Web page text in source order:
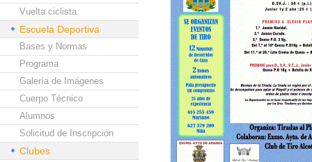
Vuelta ciclista
Escuela Deportiva
Bases y Normas
Programa
Galería de Imágenes
Cuerpo Técnico
Alumnos
Solicitud de Inscripción
Clubes